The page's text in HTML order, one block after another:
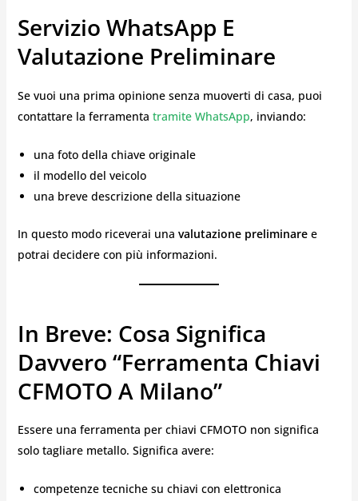
Servizio WhatsApp E
Valutazione Preliminare
Se vuoi una prima opinione senza muoverti di casa, puoi
contattare la ferramenta tramite WhatsApp, inviando:
una foto della chiave originale
il modello del veicolo
una breve descrizione della situazione
In questo modo riceverai una valutazione preliminaree
potrai decidere con più informazioni.
In Breve: Cosa Significa
Davvero “ferramenta Chiavi
CFMOTO A Milano”
Essere una ferramenta per chiavi CFMOTO non significa
solo tagliare metallo. Significa avere:
competenze tecniche su chiavi con elettronica